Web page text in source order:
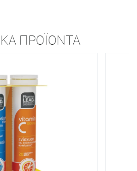
ΠΡΟΪΌΝΤΑ